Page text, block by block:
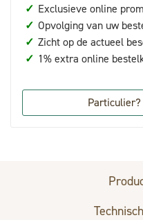
✓ Exclusieve online
✓ Opvolging van uw
✓ Zicht op de actueel
✓ 1% extra online